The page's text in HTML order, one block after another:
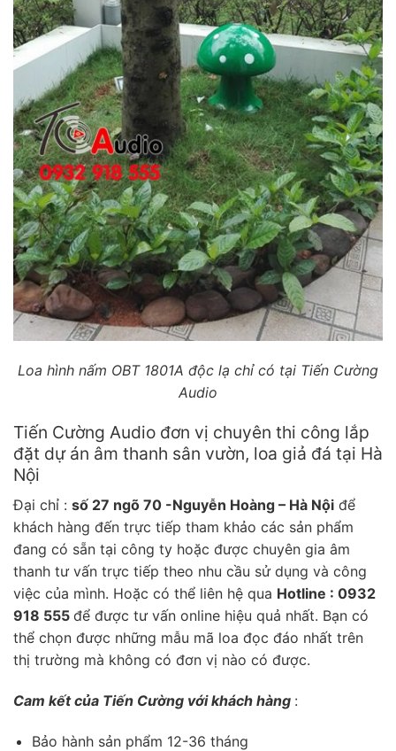
Loa hình nấm OBT 1801A độc lạ chỉ có tại Tiến Cường
Audio
Tiến Cường Audio đơn vị chuyên thi công lắp
đặt dự án âm thanh sân vườn, loa giả đá tại Hà
Nội
Đại chỉ : số 27 ngõ 70 -Nguyễn Hoàng – Hà Nội để
khách hàng đến trực tiếp tham khảo các sản phẩm
đang có sẵn tại công ty hoặc được chuyên gia âm
thanh tư vấn trực tiếp theo nhu cầu sử dụng và công
việc của mình. Hoặc có thể liên hệ qua Hotline : 0932
918 555 để được tư vấn online hiệu quả nhất. Bạn có
thể chọn được những mẫu mã loa đọc đáo nhất trên
thị trường mà không có đơn vị nào có được.
Cam kết của Tiến Cường với khách hàng :
Bảo hành sản phẩm 12-36 tháng